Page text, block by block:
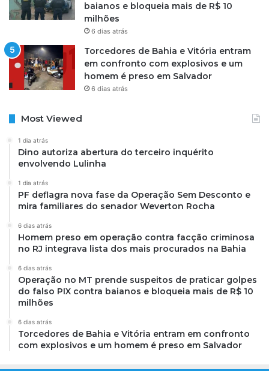
baianos e bloqueia mais de R$ 10
milhões
6 dias atrás
Torcedores de Bahia e Vitória entram
em confronto com explosivos e um
homem é preso em Salvador
6 dias atrás
Most Viewed
1 dia atrás
Dino autoriza abertura do terceiro inquérito
envolvendo Lulinha
1 dia atrás
PF deflagra nova fase da Operação Sem Desconto e
mira familiares do senador Weverton Rocha
6 dias atrás
Homem preso em operação contra facção criminosa
no RJ integrava lista dos mais procurados na Bahia
6 dias atrás
Operação no MT prende suspeitos de praticar golpes
do falso PIX contra baianos e bloqueia mais de R$ 10
milhões
6 dias atrás
Torcedores de Bahia e Vitória entram em confronto
com explosivos e um homem é preso em Salvador